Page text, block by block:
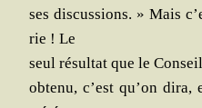
ses dis­cus­sions. » Mais
rie ! Le
seul résul­tat que le
obte­nu, c’est qu’on dira,